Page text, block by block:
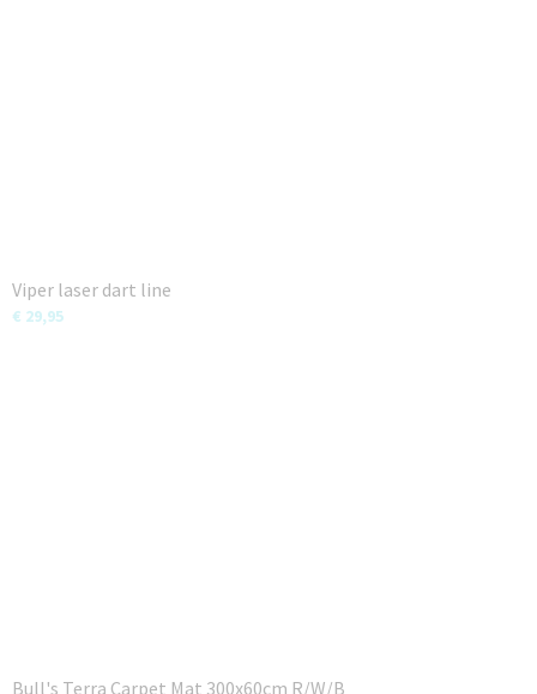
Viper laser dart line
€ 29,95
Bull's Terra Carpet Mat 300x60cm R/W/B